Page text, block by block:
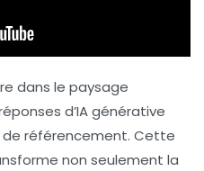
dans le paysage
d’IA générative
référencement. Cette
non seulement la